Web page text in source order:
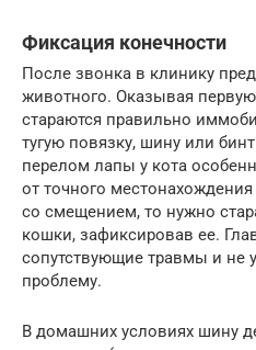
Фиксация конечности
После звонка в клинику
животного. Оказывая
стараются правильно
тугую повязку, шину или
перелом лапы у кота
от точного
со смещением, то нужно
кошки, зафиксировав ее.
сопутствующие травмы и не
проблему.
В домашних условиях шину